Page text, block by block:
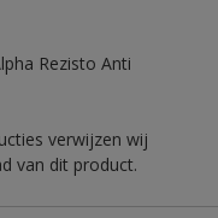
Rezisto Anti
verwijzen wij
van dit product.